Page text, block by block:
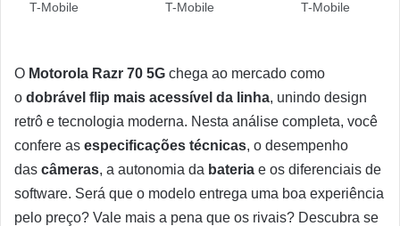
O Motorola Razr 70 5G chega ao mercado como
o dobrável flip mais acessível da linha, unindo design
retrô e tecnologia moderna. Nesta análise completa, você
confere as especificações técnicas, o desempenho
das câmeras, a autonomia da bateria e os diferenciais de
software. Será que o modelo entrega uma boa experiência
pelo preço? Vale mais a pena que os rivais? Descubra se